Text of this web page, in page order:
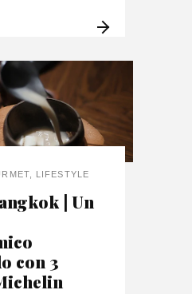
, LIFESTYLE
| Un
con 3